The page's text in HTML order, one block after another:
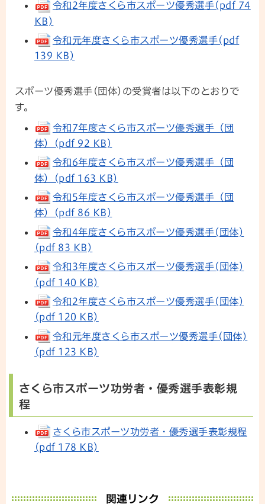
令和2年度さくら市スポーツ優秀選手(pdf 74
KB)
令和元年度さくら市スポーツ優秀選手(pdf
139 KB)
スポーツ優秀選手(団体)の受賞者は以下のとおりで
す。
令和7年度さくら市スポーツ優秀選手（団
体）(pdf 92 KB)
令和6年度さくら市スポーツ優秀選手（団
体）(pdf 163 KB)
令和5年度さくら市スポーツ優秀選手（団
体）(pdf 86 KB)
令和4年度さくら市スポーツ優秀選手(団体)
(pdf 83 KB)
令和3年度さくら市スポーツ優秀選手(団体)
(pdf 140 KB)
令和2年度さくら市スポーツ優秀選手(団体)
(pdf 120 KB)
令和元年度さくら市スポーツ優秀選手(団体)
(pdf 123 KB)
さくら市スポーツ功労者・優秀選手表彰規
程
さくら市スポーツ功労者・優秀選手表彰規程
(pdf 178 KB)
関連リンク